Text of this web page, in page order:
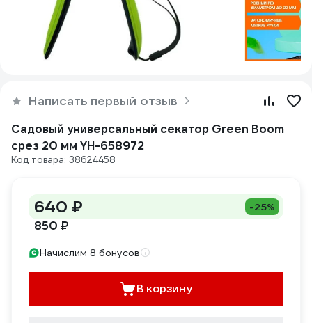
Написать первый отзыв
Садовый универсальный секатор Green Boom
срез 20 мм YH-658972
Код товара: 38624458
640 ₽ -25%
850 ₽
Начислим 8 бонусов
В корзину